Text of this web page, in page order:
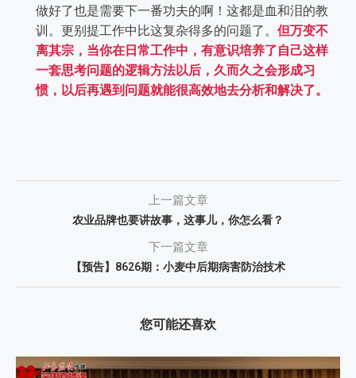
做好了也是需要下一番功夫的啊！这都是血和泪的教
训。更别提工作中比这复杂得多的问题了。 但万变不
离其宗，当你在日常工作中，有意识培养了自己这样
一套思考问题的逻辑方法以后，久而久之会形成习
惯，以后再遇到问题就能很高效地去分析和解决了。
上一篇文章
农业品牌也要讲故事，这事儿，你怎么看？
下一篇文章
【预告】8626期：小麦中后期病害防治技术
您可能还喜欢